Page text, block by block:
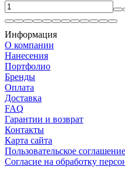
Информация
О компании
Нанесения
Портфолио
Бренды
Оплата
Доставка
FAQ
Гарантии и возврат
Контакты
Карта сайта
Пользовательское соглашение
Согласие на обработку